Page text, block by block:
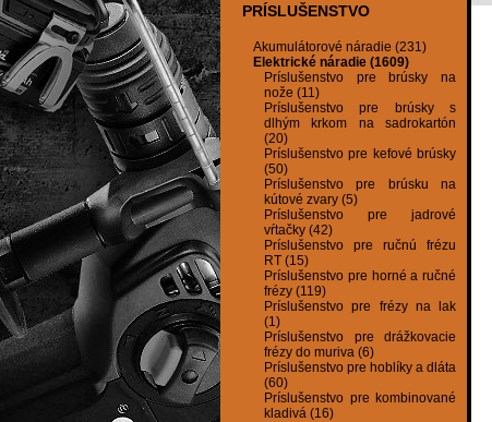
PRÍSLUŠENSTVO
Akumulátorové náradie (231)
Elektrické náradie (1609)
Príslušenstvo pre brúsky na
nože (11)
Príslušenstvo pre brúsky s
dlhým krkom na sadrokartón
(20)
Príslušenstvo pre kefové brúsky
(50)
Príslušenstvo pre brúsku na
kútové zvary (5)
Príslušenstvo pre jadrové
vŕtačky (42)
Príslušenstvo pre ručnú frézu
RT (15)
Príslušenstvo pre horné a ručné
frézy (119)
Príslušenstvo pre frézy na lak
(1)
Príslušenstvo pre drážkovacie
frézy do muriva (6)
Príslušenstvo pre hoblíky a dláta
(60)
Príslušenstvo pre kombinované
kladivá (16)